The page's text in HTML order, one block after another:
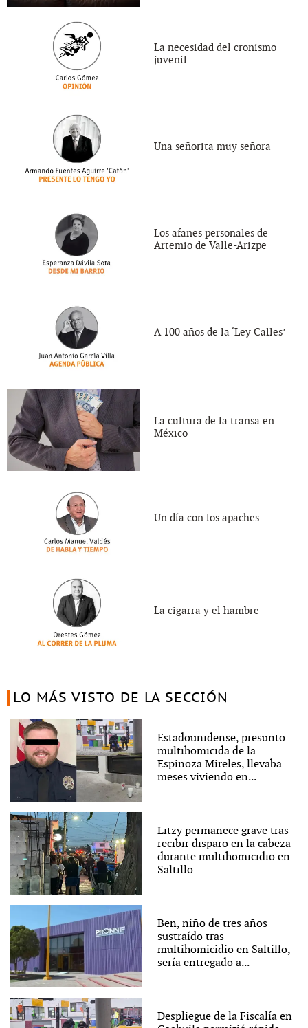
La necesidad del cronismo
juvenil
Una señorita muy señora
Los afanes personales de
Artemio de Valle-Arizpe
A 100 años de la ‘Ley Calles’
La cultura de la transa en
México
Un día con los apaches
La cigarra y el hambre
LO MÁS VISTO DE LA SECCIÓN
Estadounidense, presunto
multihomicida de la
Espinoza Mireles, llevaba
meses viviendo en...
Litzy permanece grave tras
recibir disparo en la cabeza
durante multihomicidio en
Saltillo
Ben, niño de tres años
sustraído tras
multihomicidio en Saltillo,
sería entregado a...
Despliegue de la Fiscalía en